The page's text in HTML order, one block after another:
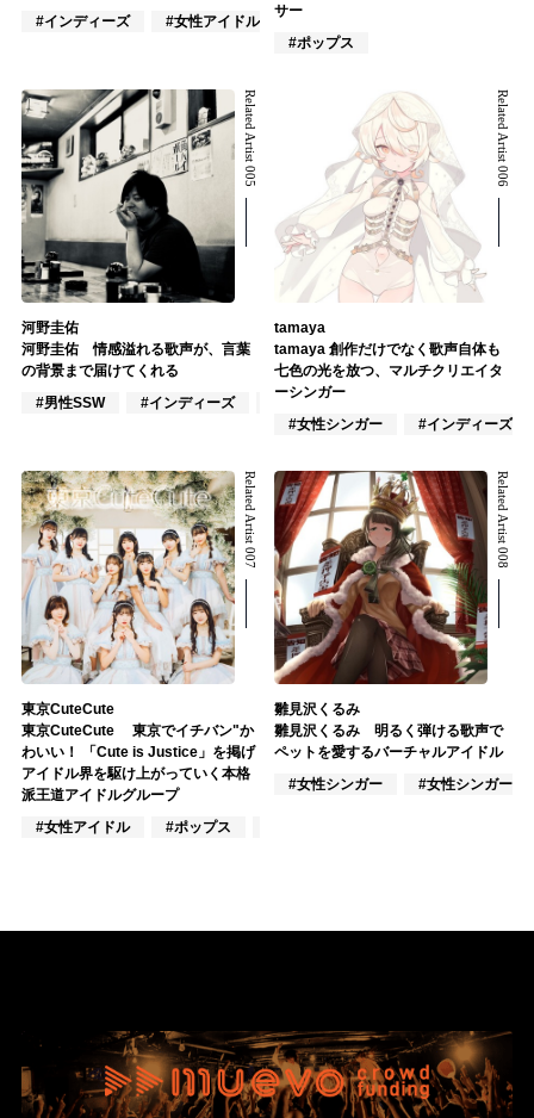
#インディーズ
#女性アイドル
サー
#ポップス
Related Artist 005
河野圭佑
河野圭佑 情感溢れる歌声が、言葉
の背景まで届けてくれる
#男性SSW
#インディーズ #ポップス
Related Artist 006
tamaya
tamaya 創作だけでなく歌声自体も
七色の光を放つ、マルチクリエイタ
ーシンガー
#女性シンガー
#インディーズ
Related Artist 007
東京CuteCute
東京CuteCute 東京でイチバン"か
わいい！ 「Cute is Justice」を掲げ
アイドル界を駆け上がっていく本格
派王道アイドルグループ
#女性アイドル
#ポップス
Related Artist 008
雛見沢くるみ
雛見沢くるみ 明るく弾ける歌声で
ペットを愛するバーチャルアイドル
#女性シンガー
#女性シンガーグ